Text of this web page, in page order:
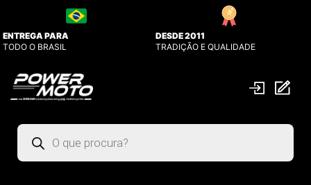
ENTREGA PARA
TODO O BRASIL
DESDE 2011
TRADIÇÃO E QUALIDADE
Pesquisar
produtos